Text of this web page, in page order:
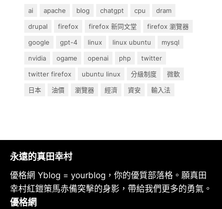
ai apache blog chatgpt cpu
dram
drupal
firefox firefox 新同文堂
firefox 瀏覽器
google
gpt-4 linux linux ubuntu
mysql
nvidia
ogame openai php
twitter
twitter firefox
ubuntu linux 分級制度
微軟
日本
油價 瀏覽器 經濟 資安 輸入法
永遠的真田幸村
優格網 Yblog = yourblog，你的優質部落格。願真田
幸村紅鎧策馬赤備突擊的身影，帶給我們更多的勇氣。
優格網